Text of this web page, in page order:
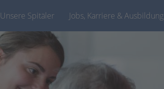
Unsere Spitäler Jobs, Karriere & Ausbildung